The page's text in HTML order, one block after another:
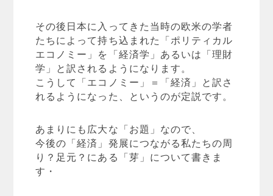
その後日本に入ってきた当時の欧米の学者
たちによって持ち込まれた「ポリティカル
エコノミー」を「経済学」あるいは「理財
学」と訳されるようになります。
こうして「エコノミー」＝「経済」と訳さ
れるようになった、というのが定説です。
あまりにも広大な「お題」なので、
今後の「経済」発展につながる私たちの周
り？足元？にある「芽」について書きま
す・